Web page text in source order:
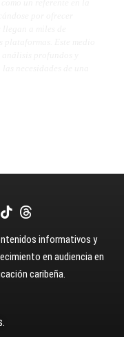
informativos y
en audiencia en
caribeña.